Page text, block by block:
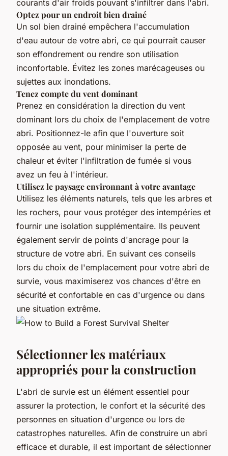
courants d'air froids pouvant s'infiltrer dans l'abri.
Optez pour un endroit bien drainé
Un sol bien drainé empêchera l'accumulation
d'eau autour de votre abri, ce qui pourrait causer
son effondrement ou rendre son utilisation
inconfortable. Évitez les zones marécageuses ou
sujettes aux inondations.
Tenez compte du vent dominant
Prenez en considération la direction du vent
dominant lors du choix de l'emplacement de votre
abri. Positionnez-le afin que l'ouverture soit
opposée au vent, pour minimiser la perte de
chaleur et éviter l'infiltration de fumée si vous
avez un feu à l'intérieur.
Utilisez le paysage environnant à votre avantage
Utilisez les éléments naturels, tels que les arbres et
les rochers, pour vous protéger des intempéries et
fournir une isolation supplémentaire. Ils peuvent
également servir de points d'ancrage pour la
structure de votre abri. En suivant ces conseils
lors du choix de l'emplacement pour votre abri de
survie, vous maximiserez vos chances d'être en
sécurité et confortable en cas d'urgence ou dans
une situation extrême.
Sélectionner les matériaux
appropriés pour la construction
L'abri de survie est un élément essentiel pour
assurer la protection, le confort et la sécurité des
personnes en situation d'urgence ou lors de
catastrophes naturelles. Afin de construire un abri
efficace et durable, il est important de sélectionner